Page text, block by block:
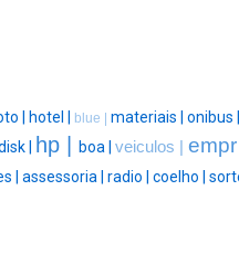
| hotel | blue | materiais | onibus |
| hp | boa | veiculos | empr
| assessoria | radio | coelho |